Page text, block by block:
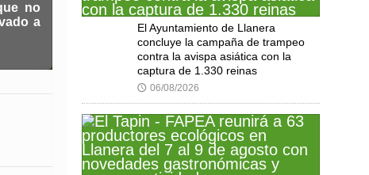
no
a
El Ayuntamiento de Llanera
concluye la campaña de trampeo
contra la avispa asiática con la
captura de 1.330 reinas
🕔 06/08/2026